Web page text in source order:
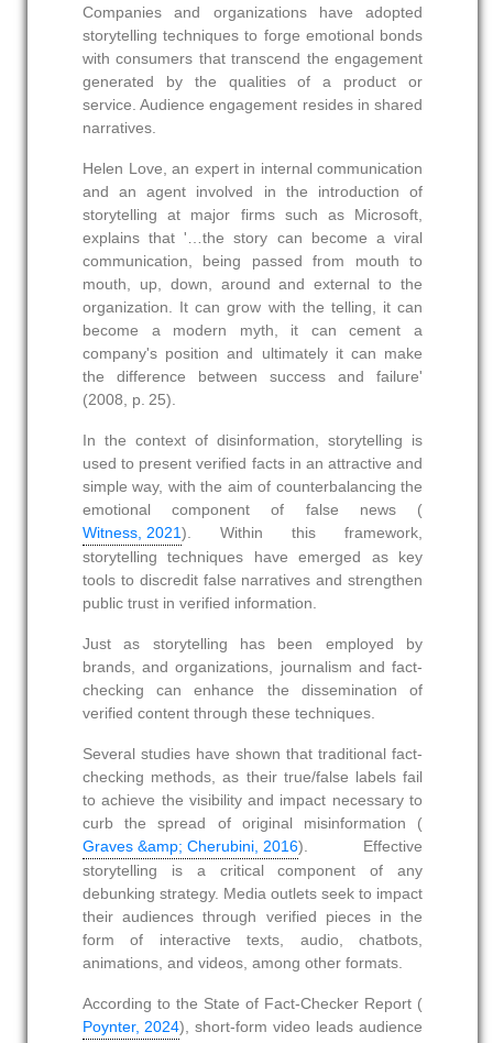
Companies and organizations have adopted
storytelling techniques to forge emotional bonds
with consumers that transcend the engagement
generated by the qualities of a product or
service. Audience engagement resides in shared
narratives.
Helen Love, an expert in internal communication
and an agent involved in the introduction of
storytelling at major firms such as Microsoft,
explains that '…the story can become a viral
communication, being passed from mouth to
mouth, up, down, around and external to the
organization. It can grow with the telling, it can
become a modern myth, it can cement a
company's position and ultimately it can make
the difference between success and failure'
(2008, p. 25).
In the context of disinformation, storytelling is
used to present verified facts in an attractive and
simple way, with the aim of counterbalancing the
emotional component of false news (
Witness, 2021). Within this framework,
storytelling techniques have emerged as key
tools to discredit false narratives and strengthen
public trust in verified information.
Just as storytelling has been employed by
brands, and organizations, journalism and fact-
checking can enhance the dissemination of
verified content through these techniques.
Several studies have shown that traditional fact-
checking methods, as their true/false labels fail
to achieve the visibility and impact necessary to
curb the spread of original misinformation (
Graves &amp; Cherubini, 2016). Effective
storytelling is a critical component of any
debunking strategy. Media outlets seek to impact
their audiences through verified pieces in the
form of interactive texts, audio, chatbots,
animations, and videos, among other formats.
According to the State of Fact‑Checker Report (
Poynter, 2024), short‑form video leads audience